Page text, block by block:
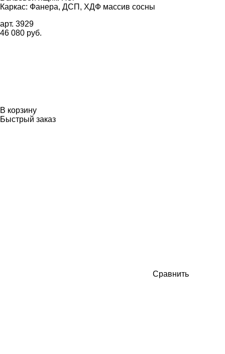
Каркас: Фанера, ДСП, ХДФ массив сосны
арт. 3929
46 080 руб.
В корзину
Быстрый заказ
Сравнить